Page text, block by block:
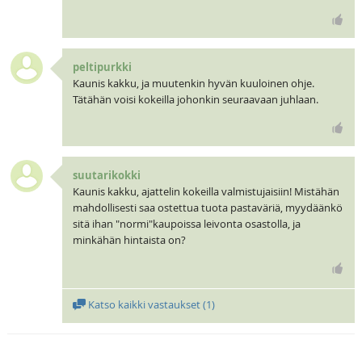
peltipurkki
Kaunis kakku, ja muutenkin hyvän kuuloinen ohje.
Tätähän voisi kokeilla johonkin seuraavaan juhlaan.
suutarikokki
Kaunis kakku, ajattelin kokeilla valmistujaisiin! Mistähän
mahdollisesti saa ostettua tuota pastaväriä, myydäänkö
sitä ihan "normi"kaupoissa leivonta osastolla, ja
minkähän hintaista on?
Katso kaikki vastaukset (1)